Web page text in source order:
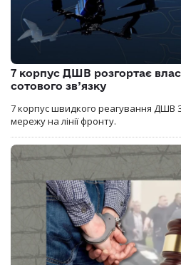
7 корпус ДШВ розгортає
сотового зв’язку
7 корпус швидкого реагування ДШВ
мережу на лінії фронту.